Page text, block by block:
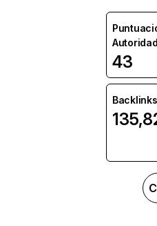
Autoridad
43
Backlinks